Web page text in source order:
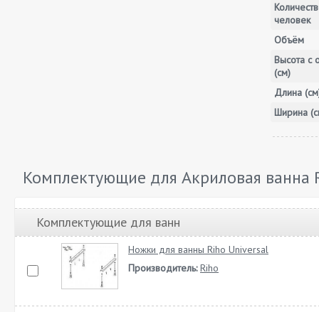
человек
Объём
Высота с
(см)
Длина
Ширина
Комплектующие для Акриловая
Комплектующие для ванн
Ножки для ванны Riho Universal
Производитель: Riho